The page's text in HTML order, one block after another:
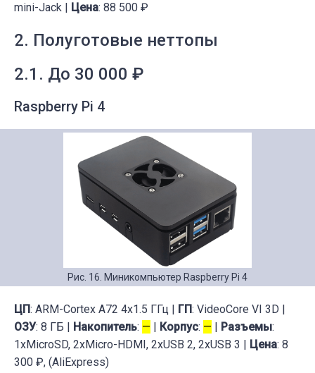
mini-Jack |
Цена: 88 500 ₽
2. Полуготовые неттопы
2.1. До 30 000 ₽
Raspberry Pi 4
Рис. 16. Миникомпьютер Raspberry Pi 4
ЦП: ARM-Cortex A72 4x1.5 ГГц | ГП: VideoCore VI 3D |
ОЗУ: 8 ГБ | Накопитель: — Корпус: — Разъемы:
1xMicroSD, 2xMicro-HDMI, 2xUSB 2, 2xUSB 3 |
Цена: 8
300 ₽, (AliExpress)